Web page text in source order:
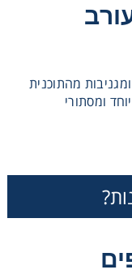
ומסתורי